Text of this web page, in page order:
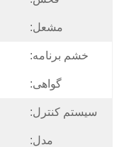
مشعل:
خشم برنامه:
گواهی:
سیستم کنترل:
مدل: